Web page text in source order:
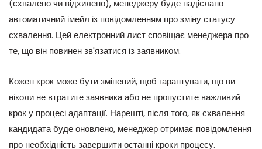
(схвалено чи відхилено), менеджеру буде надіслано
автоматичний імейл із повідомленням про зміну статусу
схвалення. Цей електронний лист сповіщає менеджера про
те, що він повинен зв'язатися із заявником.
Кожен крок може бути змінений, щоб гарантувати, що ви
ніколи не втратите заявника або не пропустите важливий
крок у процесі адаптації. Нарешті, після того, як схвалення
кандидата буде оновлено, менеджер отримає повідомлення
про необхідність завершити останні кроки процесу.